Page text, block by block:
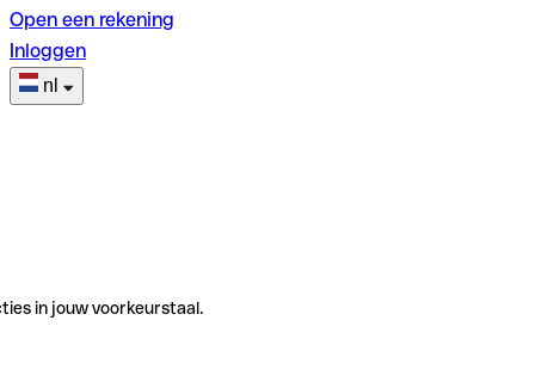
Open een rekening
Inloggen
nl
in jouw voorkeurstaal.